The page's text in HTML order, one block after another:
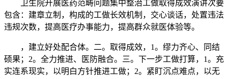
卫生院开展医药范畴问题集中整治工做取得成效演讲次要
包含：建章立制，构成的工做长效机制，交心谈话，处置违法
违规次数，提高医疗办事能力，提高群众就医体验等。
，建立好处配合体。二。取得成效，1。缪力齐心、同结
硕果；2。全力推进、医防融合。三。下一步工做打算，1。充
实连系现实，以明白方针推进工做；2。紧盯沉点难点，以无